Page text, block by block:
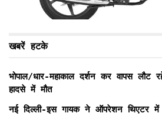
खबरें हटके
भोपाल/धार-महाकाल दर्शन कर वापस
हादसे में मौत
नई दिल्ली-इस गायक ने ऑपरेशन थिएटर में